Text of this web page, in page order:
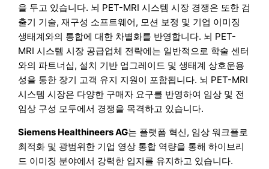
을 두고 있습니다. 뇌 PET-MRI 시스템 시장 경쟁은 또한 검
출기 기술, 재구성 소프트웨어, 모션 보정 및 기업 이미징
생태계와의 통합에 대한 차별화를 반영합니다. 뇌 PET-
MRI 시스템 시장 공급업체 전략에는 일반적으로 학술 센터
와의 파트너십, 설치 기반 업그레이드 및 생태계 상호운용
성을 통한 장기 고객 유지 지원이 포함됩니다. 뇌 PET-MRI
시스템 시장은 다양한 구매자 요구를 반영하여 임상 및 전
임상 구성 모두에서 경쟁을 목격하고 있습니다.
Siemens Healthineers AG는 플랫폼 혁신, 임상 워크플로
최적화 및 광범위한 기업 영상 통합 역량을 통해 하이브리
드 이미징 분야에서 강력한 입지를 유지하고 있습니다.